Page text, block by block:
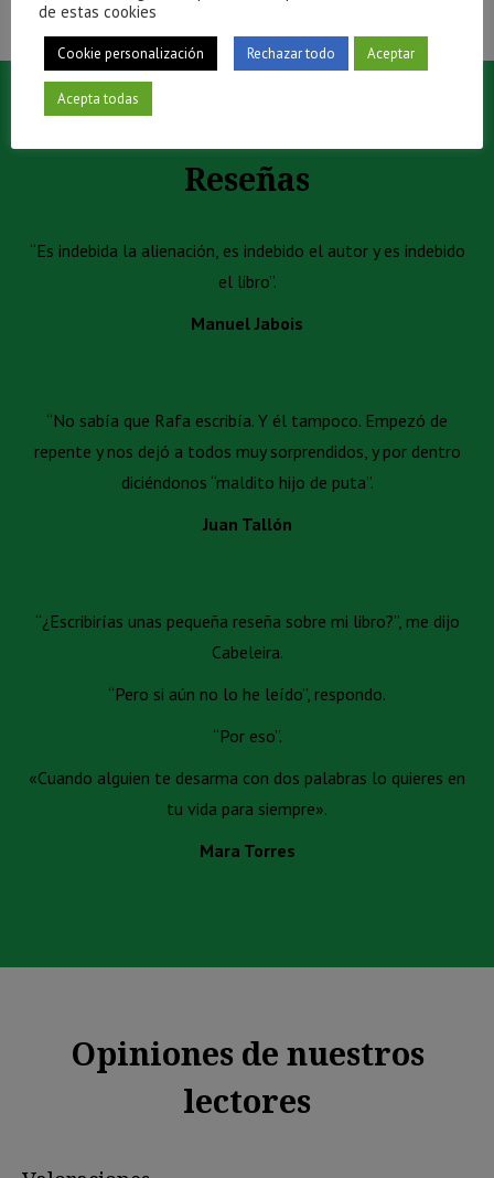
Reseñas
“Es indebida la alienación, es indebido el autor y es indebido
el libro”.
Manuel Jabois
“No sabía que Rafa escribía. Y él tampoco. Empezó de
repente y nos dejó a todos muy sorprendidos, y por dentro
diciéndonos “maldito hijo de puta”.
Juan Tallón
“¿Escribirías unas pequeña reseña sobre mi libro?”, me dijo
Cabeleira.
“Pero si aún no lo he leído”, respondo.
“Por eso”.
«Cuando alguien te desarma con dos palabras lo quieres en
tu vida para siempre».
Mara Torres
Opiniones de nuestros
lectores
de estas cookies
Cookie personalización Rechazar todo Aceptar
Acepta todas